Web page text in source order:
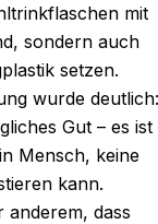
mit
sondern auch
setzen.
wurde deutlich:
Gut – es ist
Mensch, keine
kann.
dass